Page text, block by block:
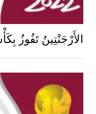
الأَرْجَنْتِينُ تَفُوزُ